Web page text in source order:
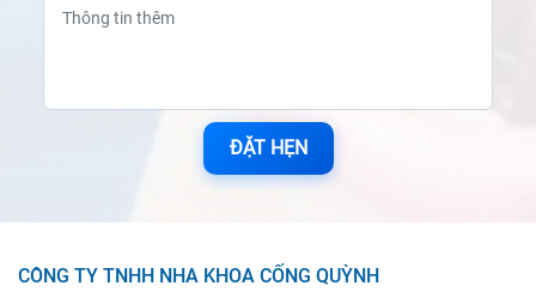
ĐẶT HẸN
CÔNG TY TNHH NHA KHOA CỐNG QUỲNH